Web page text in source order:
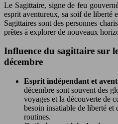
Le Sagittaire, signe de feu
esprit aventureux, sa soif de liberté
Sagittaires sont des personnes
prêtes à explorer de nouveaux
Influence du sagittaire sur
décembre
Esprit indépendant et
décembre sont souvent des
voyages et la découverte de
besoin insatiable de liberté et
routines.